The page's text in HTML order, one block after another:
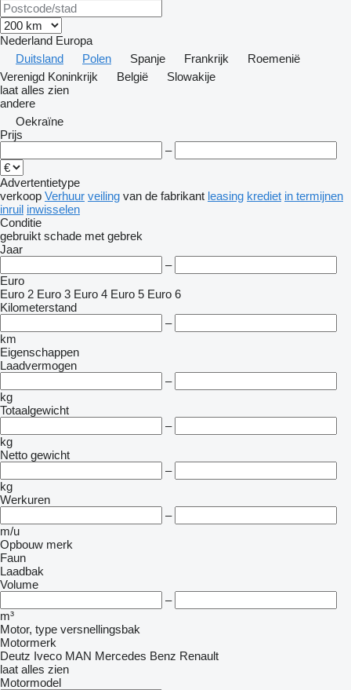
Nederland Europa
Duitsland
Polen Spanje Frankrijk
Roemenië
Verenigd Koninkrijk
België
Slowakije
laat alles zien
andere
Oekraïne
Prijs
–
Advertentietype
verkoop Verhuur veiling van de fabrikant leasing krediet in termijnen
inruil inwisselen
Conditie
gebruikt schade met gebrek
Jaar
–
Euro
Euro 2 Euro 3 Euro 4 Euro 5 Euro 6
Kilometerstand
–
km
Eigenschappen
Laadvermogen
–
kg
Totaalgewicht
–
kg
Netto gewicht
–
kg
Werkuren
–
m/u
Opbouw merk
Faun
Laadbak
Volume
–
m³
Motor, type versnellingsbak
Motormerk
Deutz Iveco MAN Mercedes Benz Renault
laat alles zien
Motormodel